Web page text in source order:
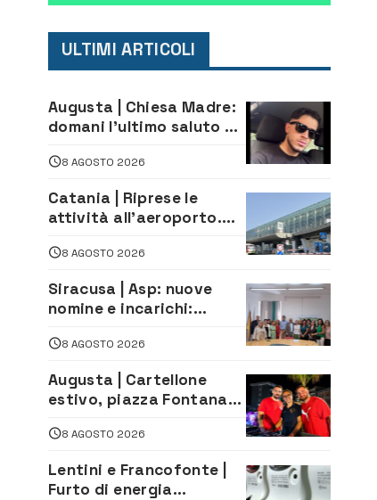
ULTIMI ARTICOLI
Augusta | Chiesa Madre:
domani l’ultimo saluto ad
morto in un incidente
8 AGOSTO 2026
Catania | Riprese le
attività all’aeroporto.
arrivo e in partenza
8 AGOSTO 2026
Siracusa | Asp: nuove
nomine e incarichi:
di Sanità pubblica,
Matteliano al Servizio
Legale
8 AGOSTO 2026
Augusta | Cartellone
estivo, piazza Fontana
caraibica con Andrea
8 AGOSTO 2026
Lentini e Francofonte |
Furto di energia